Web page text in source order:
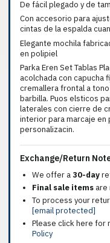
De fácil plegado y de
Con accesorio para
cintas de la espalda
Elegante mochila
en polipiel
Parka Eren Set Tablas
acolchada con capucha
cremallera frontal a
barbilla. Puos elsticos
laterales con cierre de
interior para marcaje en
personalizacin.
Exchange/Return
We offer a30-day
Final sale items are
To process your
[email protected]
Please click here for
Policy